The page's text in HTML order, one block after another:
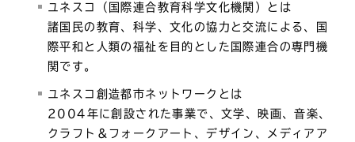
ユネスコ（国際連合教育科学文化機関）とは
諸国民の教育、科学、文化の協力と交流による、国
際平和と人類の福祉を目的とした国際連合の専門機
関です。
ユネスコ創造都市ネットワークとは
2004年に創設された事業で、文学、映画、音楽、
クラフト＆フォークアート、デザイン、メディアア